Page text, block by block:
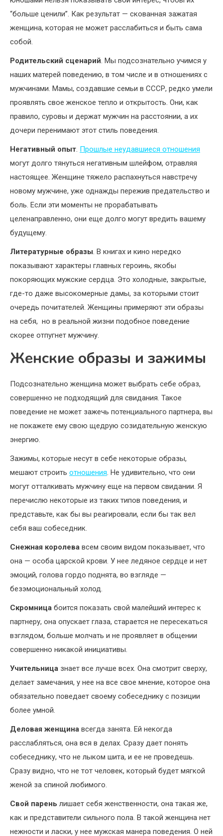
“больше ценили”. Как результат — скованная зажатая
женщина, которая не может расслабиться и быть сама
собой.
Родительский сценарий. Мы подсознательно учимся у
наших матерей поведению, в том числе и в отношениях с
мужчинами. Мамы, создавшие семьи в СССР, редко умели
проявлять свое женское тепло и открытость. Они, как
правило, суровы и держат мужчин на расстоянии, а их
дочери перенимают этот стиль поведения.
Негативный опыт. Прошлые неудавшиеся отношения
могут долго тянуться негативным шлейфом, отравляя
настоящее. Женщине тяжело распахнуться навстречу
новому мужчине, уже однажды пережив предательство и
боль. Если эти моменты не прорабатывать
целенаправленно, они еще долго могут вредить вашему
будущему.
Литературные образы. В книгах и кино нередко
показывают характеры главных героинь, якобы
покоряющих мужские сердца. Это холодные, закрытые,
где-то даже высокомерные дамы, за которыми стоит
очередь почитателей. Женщины примеряют эти образы
на себя, но в реальной жизни подобное поведение
скорее отпугнет мужчину.
Женские образы и зажимы
Подсознательно женщина может выбрать себе образ,
совершенно не подходящий для свидания. Такое
поведение не может зажечь потенциального партнера, вы
не покажете ему свою щедрую созидательную женскую
энергию.
Зажимы, которые несут в себе некоторые образы,
мешают строить отношения. Не удивительно, что они
могут отталкивать мужчину еще на первом свидании. Я
перечислю некоторые из таких типов поведения, и
представьте, как бы вы реагировали, если бы так вел
себя ваш собеседник.
Снежная королева всем своим видом показывает, что
она — особа царской крови. У нее ледяное сердце и нет
эмоций, голова гордо поднята, во взгляде —
безэмоциональный холод.
Скромница боится показать свой малейший интерес к
партнеру, она опускает глаза, старается не пересекаться
взглядом, больше молчать и не проявляет в общении
совершенно никакой инициативы.
Учительница знает все лучше всех. Она смотрит сверху,
делает замечания, у нее на все свое мнение, которое она
обязательно поведает своему собеседнику с позиции
более умной.
Деловая женщина всегда занята. Ей некогда
расслабляться, она вся в делах. Сразу дает понять
собеседнику, что не лыком шита, и ее не проведешь.
Сразу видно, что не тот человек, который будет мягкой
женой за спиной любимого.
Свой парень лишает себя женственности, она такая же,
как и представители сильного пола. В такой женщина нет
нежности и ласки, у нее мужская манера поведения. О ней